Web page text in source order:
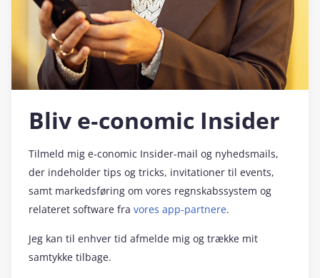
Bliv e‑conomic Insider
Tilmeld mig e‑conomic Insider-mail og nyhedsmails,
der indeholder tips og tricks, invitationer til events,
samt markedsføring om vores regnskabssystem og
relateret software fra vores app-partnere.
Jeg kan til enhver tid afmelde mig og trække mit
samtykke tilbage.